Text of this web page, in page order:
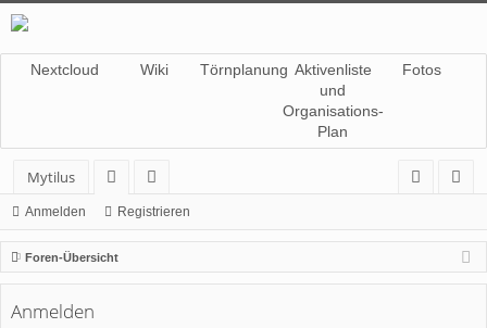
Nextcloud Wiki Törnplanung Aktivenliste
und
Organisations-
Plan
Fotos
Mytilus
or
en
itg
lie
de
m
el
ist
rie
Anmelden Registrieren
Foren-Übersicht
Anmelden